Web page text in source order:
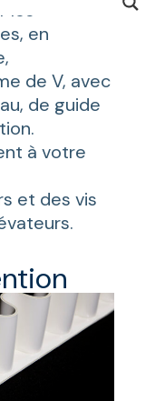
les
en
de V, avec
de guide
à votre
et des vis